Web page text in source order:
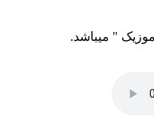
" میباشد.